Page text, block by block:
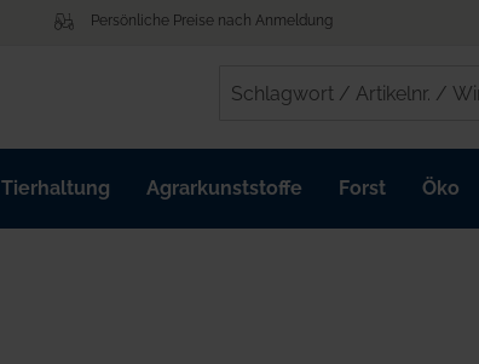
Persönliche Preise nach Anmeldung
Tierhaltung Agrarkunststoffe Forst Öko